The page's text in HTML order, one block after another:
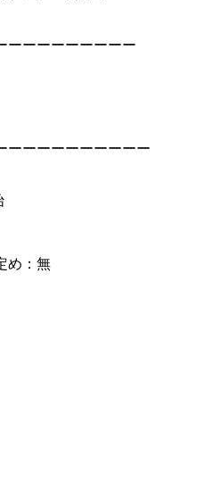
ーーーーーーーーー
ーーーーーーーーーー
め：無